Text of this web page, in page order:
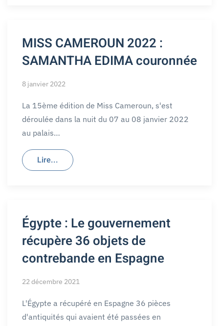
MISS CAMEROUN 2022 :
SAMANTHA EDIMA couronnée
8 janvier 2022
La 15ème édition de Miss Cameroun, s'est
déroulée dans la nuit du 07 au 08 janvier 2022
au palais…
Lire...
Égypte : Le gouvernement
récupère 36 objets de
contrebande en Espagne
22 décembre 2021
L'Égypte a récupéré en Espagne 36 pièces
d'antiquités qui avaient été passées en